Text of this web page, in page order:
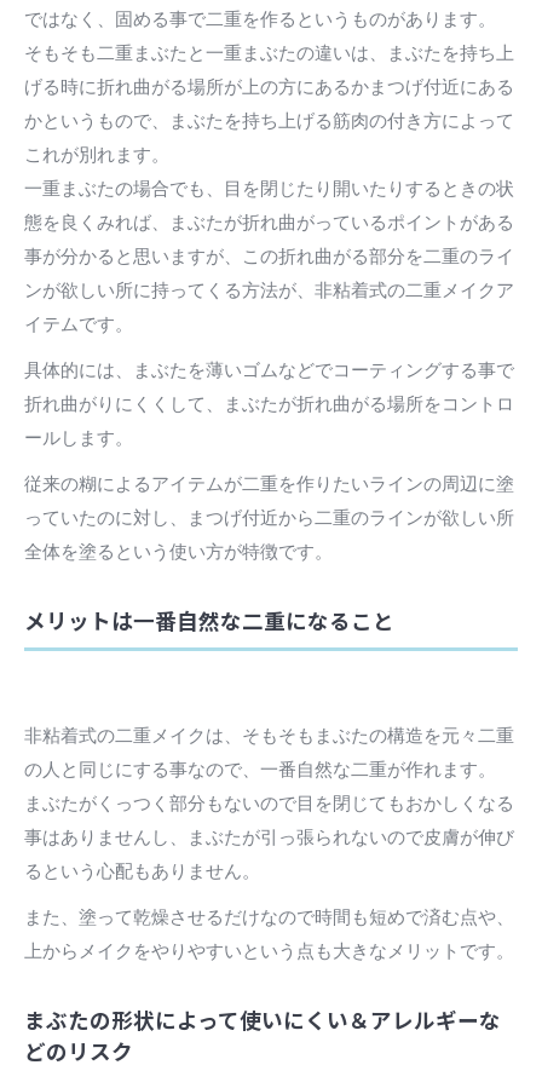
ではなく、固める事で二重を作るというものがあります。
そもそも二重まぶたと一重まぶたの違いは、まぶたを持ち上
げる時に折れ曲がる場所が上の方にあるかまつげ付近にある
かというもので、まぶたを持ち上げる筋肉の付き方によって
これが別れます。
一重まぶたの場合でも、目を閉じたり開いたりするときの状
態を良くみれば、まぶたが折れ曲がっているポイントがある
事が分かると思いますが、この折れ曲がる部分を二重のライ
ンが欲しい所に持ってくる方法が、非粘着式の二重メイクア
イテムです。
具体的には、まぶたを薄いゴムなどでコーティングする事で
折れ曲がりにくくして、まぶたが折れ曲がる場所をコントロ
ールします。
従来の糊によるアイテムが二重を作りたいラインの周辺に塗
っていたのに対し、まつげ付近から二重のラインが欲しい所
全体を塗るという使い方が特徴です。
メリットは一番自然な二重になること
非粘着式の二重メイクは、そもそもまぶたの構造を元々二重
の人と同じにする事なので、一番自然な二重が作れます。
まぶたがくっつく部分もないので目を閉じてもおかしくなる
事はありませんし、まぶたが引っ張られないので皮膚が伸び
るという心配もありません。
また、塗って乾燥させるだけなので時間も短めで済む点や、
上からメイクをやりやすいという点も大きなメリットです。
まぶたの形状によって使いにくい＆アレルギーな
どのリスク